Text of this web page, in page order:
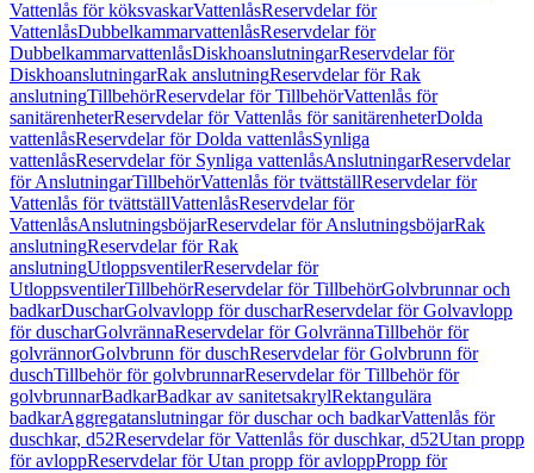
Vattenlås för köksvaskarVattenlåsReservdelar för
VattenlåsDubbelkammarvattenlåsReservdelar för
DubbelkammarvattenlåsDiskhoanslutningarReservdelar för
DiskhoanslutningarRak anslutningReservdelar för Rak
anslutningTillbehörReservdelar för TillbehörVattenlås för
sanitärenheterReservdelar för Vattenlås för sanitärenheterDolda
vattenlåsReservdelar för Dolda vattenlåsSynliga
vattenlåsReservdelar för Synliga vattenlåsAnslutningarReservdelar
för AnslutningarTillbehörVattenlås för tvättställReservdelar för
Vattenlås för tvättställVattenlåsReservdelar för
VattenlåsAnslutningsböjarReservdelar för AnslutningsböjarRak
anslutningReservdelar för Rak
anslutningUtloppsventilerReservdelar för
UtloppsventilerTillbehörReservdelar för TillbehörGolvbrunnar och
badkarDuscharGolvavlopp för duscharReservdelar för Golvavlopp
för duscharGolvrännaReservdelar för GolvrännaTillbehör för
golvrännorGolvbrunn för duschReservdelar för Golvbrunn för
duschTillbehör för golvbrunnarReservdelar för Tillbehör för
golvbrunnarBadkarBadkar av sanitetsakrylRektangulära
badkarAggregatanslutningar för duschar och badkarVattenlås för
duschkar, d52Reservdelar för Vattenlås för duschkar, d52Utan propp
för avloppReservdelar för Utan propp för avloppPropp för